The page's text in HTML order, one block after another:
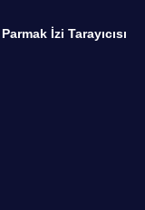
Parmak İzi Tarayıcısı